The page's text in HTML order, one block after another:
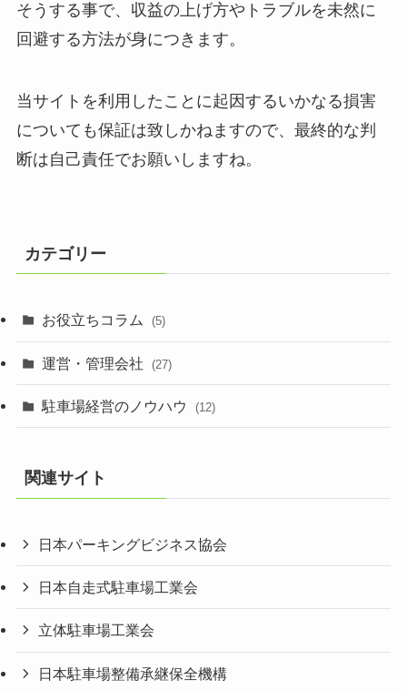
そうする事で、収益の上げ方やトラブルを未然に
回避する方法が身につきます。
当サイトを利用したことに起因するいかなる損害
についても保証は致しかねますので、最終的な判
断は自己責任でお願いしますね。
カテゴリー
お役立ちコラム (5)
運営・管理会社 (27)
駐車場経営のノウハウ (12)
関連サイト
日本パーキングビジネス協会
日本自走式駐車場工業会
立体駐車場工業会
日本駐車場整備承継保全機構